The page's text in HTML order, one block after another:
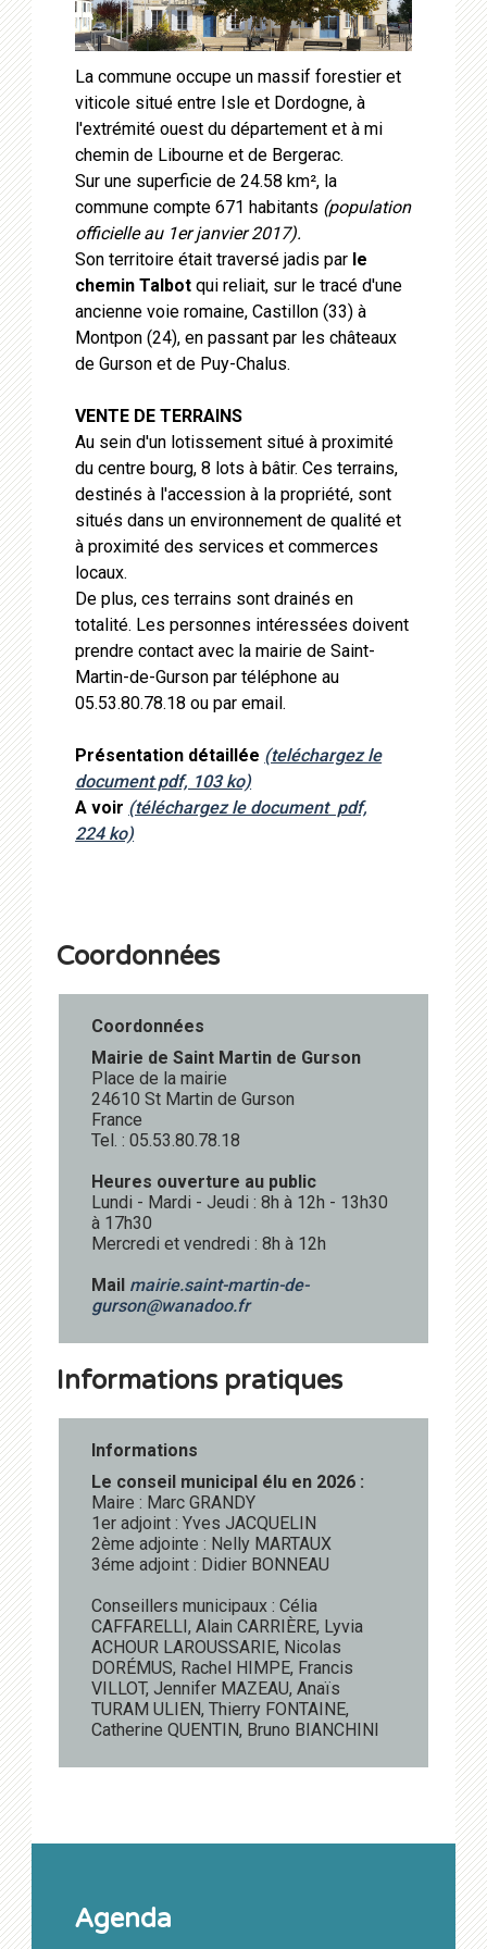
La commune occupe un massif forestier et
viticole situé entre Isle et Dordogne, à
l'extrémité ouest du département et à mi
chemin de Libourne et de Bergerac.
Sur une superficie de 24.58 km², la
commune compte 671 habitants (population
officielle au 1er janvier 2017).
Son territoire était traversé jadis par le
chemin Talbot qui reliait, sur le tracé d'une
ancienne voie romaine, Castillon (33) à
Montpon (24), en passant par les châteaux
de Gurson et de Puy-Chalus.
VENTE DE TERRAINS
Au sein d'un lotissement situé à proximité
du centre bourg, 8 lots à bâtir. Ces terrains,
destinés à l'accession à la propriété, sont
situés dans un environnement de qualité et
à proximité des services et commerces
locaux.
De plus, ces terrains sont drainés en
totalité. Les personnes intéressées doivent
prendre contact avec la mairie de Saint-
Martin-de-Gurson par téléphone au
05.53.80.78.18 ou par email.
Présentation détaillée (teléchargez le
document pdf, 103 ko)
A voir (téléchargez le document pdf,
224 ko)
Coordonnées
Coordonnées
Mairie de Saint Martin de Gurson
Place de la mairie
24610 St Martin de Gurson
France
Tel. : 05.53.80.78.18
Heures ouverture au public
Lundi - Mardi - Jeudi : 8h à 12h - 13h30
à 17h30
Mercredi et vendredi : 8h à 12h
Mail mairie.saint-martin-de-
gurson@wanadoo.fr
Informations pratiques
Informations
Le conseil municipal élu en 2026 :
Maire : Marc GRANDY
1er adjoint : Yves JACQUELIN
2ème adjointe : Nelly MARTAUX
3éme adjoint : Didier BONNEAU
Conseillers municipaux : Célia
CAFFARELLI, Alain CARRIÈRE, Lyvia
ACHOUR LAROUSSARIE, Nicolas
DORÉMUS, Rachel HIMPE, Francis
VILLOT, Jennifer MAZEAU, Anaïs
TURAM ULIEN, Thierry FONTAINE,
Catherine QUENTIN, Bruno BIANCHINI
Agenda